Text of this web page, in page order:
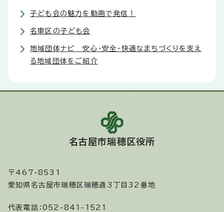
子ども会の魅力を動画で発信！
名東区の子ども会
地域団体ナビ 安心・安全・快適なまちづくりを支え
る地域団体をご紹介
名古屋市瑞穂区役所
〒467-8531
愛知県名古屋市瑞穂区瑞穂通3丁目32番地
代表電話： 052-841-1521